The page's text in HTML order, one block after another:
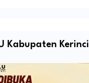
Kabupaten Kerinci